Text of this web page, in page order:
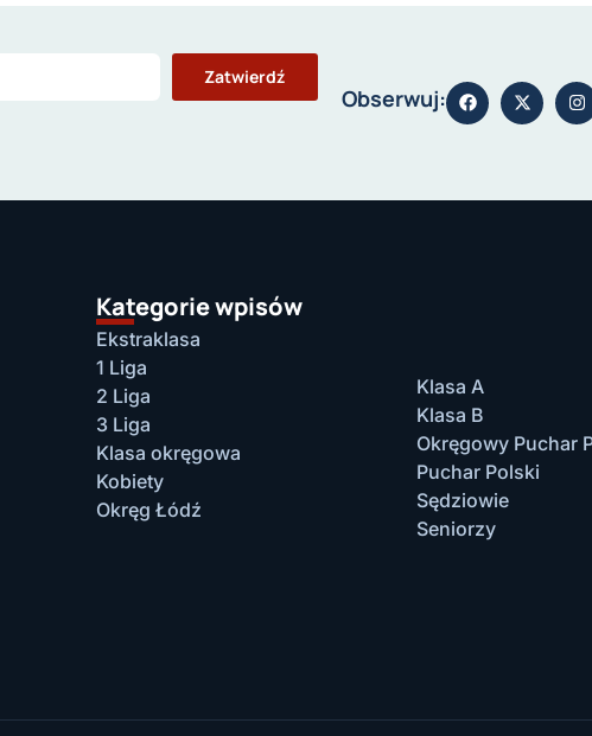
Zatwierdź
Obserwuj:
Kategorie wpisów
Ekstraklasa
1 Liga
2 Liga
3 Liga
Klasa okręgowa
Kobiety
Okręg Łódź
Klasa A
Klasa B
Okręgowy Puchar
Puchar Polski
Sędziowie
Seniorzy